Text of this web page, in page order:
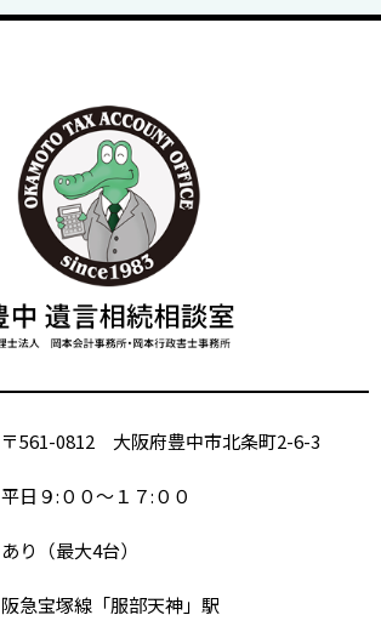
〒561-0812 大阪府豊中市北条町2-6-3
平日９:００～１７:００
あり（最大4台）
阪急宝塚線「服部天神」駅